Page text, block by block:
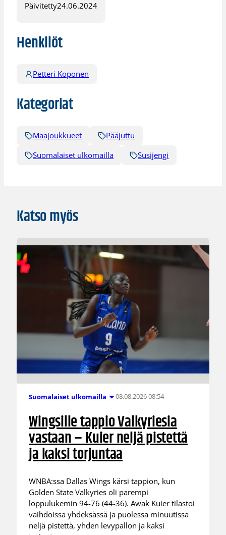
Päivitetty24.06.2024
Henkilöt
Petteri Koponen
Kategoriat
Maajoukkueet
Pääjuttu
Suomalaiset ulkomailla
Susijengi
Katso myös
Suomalaiset ulkomailla 08.08.2026 08:54
Wingsille tappio Valkyriesia
vastaan – Kuier neljä pistettä
ja kaksi torjuntaa
WNBA:ssa Dallas Wings kärsi tappion, kun
Golden State Valkyries oli parempi
loppulukemin 94-76 (44-36). Awak Kuier tilastoi
vaihdoissa yhdeksässä ja puolessa minuutissa
neljä pistettä, yhden levypallon ja kaksi